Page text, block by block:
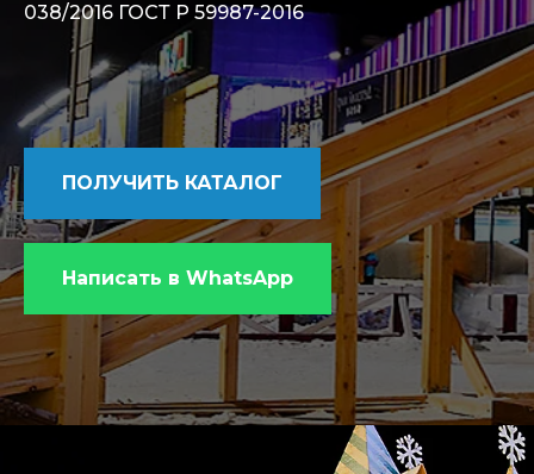
038/2016 ГОСТ Р 59987-2016
ПОЛУЧИТЬ КАТАЛОГ
Написать в WhatsApp